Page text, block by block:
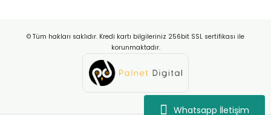
Whatsapp İletişim
© Tüm hakları saklıdır. Kredi kartı bilgileriniz 256bit SSL sertifikası ile
korunmaktadır.